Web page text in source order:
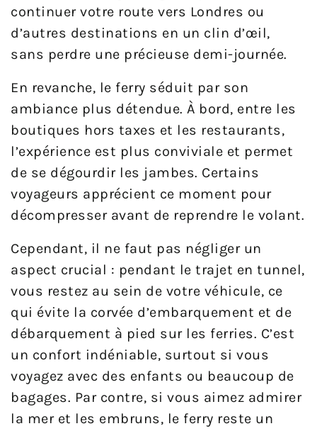
continuer votre route vers Londres ou
d’autres destinations en un clin d’œil,
sans perdre une précieuse demi-journée.
En revanche, le ferry séduit par son
ambiance plus détendue. À bord, entre les
boutiques hors taxes et les restaurants,
l’expérience est plus conviviale et permet
de se dégourdir les jambes. Certains
voyageurs apprécient ce moment pour
décompresser avant de reprendre le volant.
Cependant, il ne faut pas négliger un
aspect crucial : pendant le trajet en tunnel,
vous restez au sein de votre véhicule, ce
qui évite la corvée d’embarquement et de
débarquement à pied sur les ferries. C’est
un confort indéniable, surtout si vous
voyagez avec des enfants ou beaucoup de
bagages. Par contre, si vous aimez admirer
la mer et les embruns, le ferry reste un